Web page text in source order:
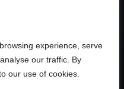
experience, serve
our traffic. By
our use of cookies.